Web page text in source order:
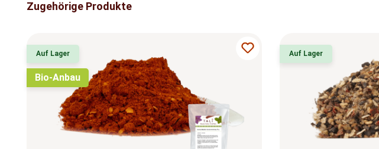
Produktgalerie überspringen
Zugehörige Produkte
Bio-Anbau
Auf Lager Auf Lager